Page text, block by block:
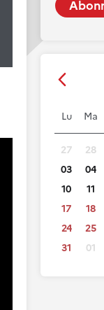
Lu Ma
27 28
03
04
10
11
17
18
24
25
31
01